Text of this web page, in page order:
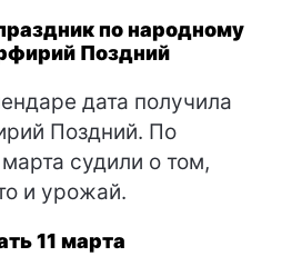
по народному
Поздний
дата получила
Поздний. По
судили о том,
и урожай.
11 марта